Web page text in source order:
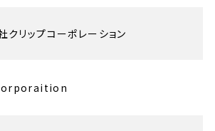
クリップコーポレーション